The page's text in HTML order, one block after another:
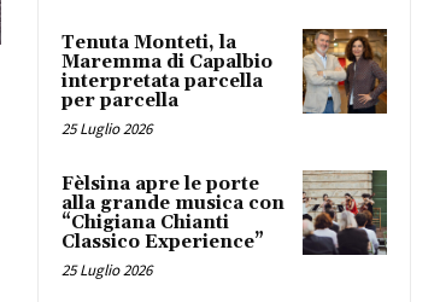
Tenuta Monteti, la
Maremma di Capalbio
interpretata parcella
per parcella
25 Luglio 2026
Fèlsina apre le porte
alla grande musica con
“Chigiana Chianti
Classico Experience”
25 Luglio 2026